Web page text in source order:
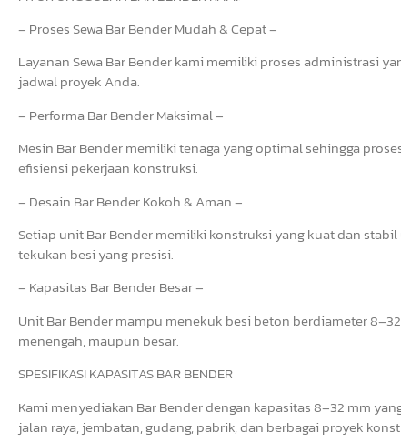
– Proses Sewa Bar Bender Mudah & Cepat –
Layanan Sewa Bar Bender kami memiliki proses administrasi
jadwal proyek Anda.
– Performa Bar Bender Maksimal –
Mesin Bar Bender memiliki tenaga yang optimal sehingga
efisiensi pekerjaan konstruksi.
– Desain Bar Bender Kokoh & Aman –
Setiap unit Bar Bender memiliki konstruksi yang kuat dan
tekukan besi yang presisi.
– Kapasitas Bar Bender Besar –
Unit Bar Bender mampu menekuk besi beton berdiameter
menengah, maupun besar.
SPESIFIKASI KAPASITAS BAR BENDER
Kami menyediakan Bar Bender dengan kapasitas 8–32 mm
jalan raya, jembatan, gudang, pabrik, dan berbagai proyek